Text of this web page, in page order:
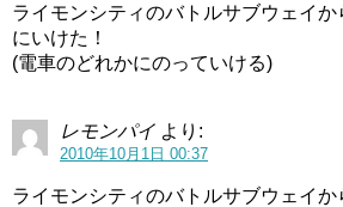
ライモンシティのバトルサブウェイ
にいけた！
(電車のどれかにのっていける)
レモンパイ より:
2010年10月1日 00:37
ライモンシティのバトルサブウェイ